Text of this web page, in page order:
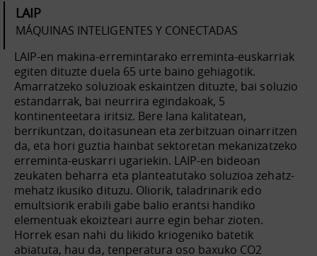
LAIP
MÁQUINAS INTELIGENTES Y CONECTADAS
LAIP-en makina-erremintarako erreminta-euskarriak
egiten dituzte duela 65 urte baino gehiagotik.
Amarratzeko soluzioak eskaintzen dituzte, bai soluzio
estandarrak, bai neurrira egindakoak, 5
kontinenteetara iritsiz. Bere lana kalitatean,
berrikuntzan, doitasunean eta zerbitzuan oinarritzen
da, eta hori guztia hainbat sektoretan mekanizatzeko
erreminta-euskarri ugariekin. LAIP-en bideoan
zeukaten beharra eta planteatutako soluzioa zehatz-
mehatz ikusiko dituzu. Oliorik, taladrinarik edo
emultsiorik erabili gabe balio erantsi handiko
elementuak ekoizteari aurre egin behar zioten.
Horrek esan nahi du likido kriogeniko batetik
abiatuta, hau da, tenperatura oso baxuko CO2